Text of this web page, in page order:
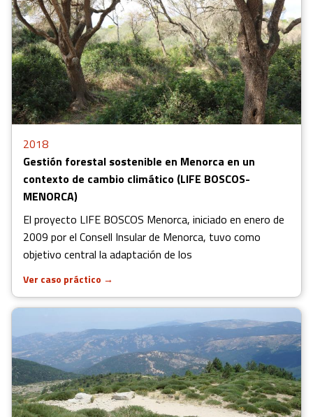
2018
Gestión forestal sostenible en Menorca en un
contexto de cambio climático (LIFE BOSCOS-
MENORCA)
El proyecto LIFE BOSCOS Menorca, iniciado en enero de
2009 por el Consell Insular de Menorca, tuvo como
objetivo central la adaptación de los
Ver caso práctico →